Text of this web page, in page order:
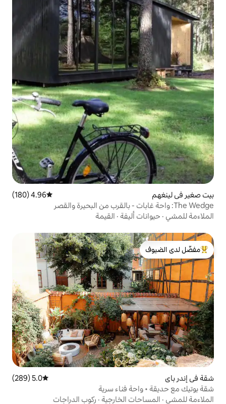
·القيمة
الضيوف
فناء سرية
الخارجية·ركوب الدراجات